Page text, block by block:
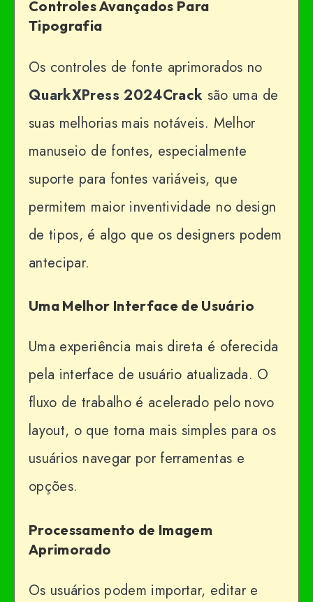
Controles Avançados Para
Tipografia
Os controles de fonte aprimorados no
QuarkXPress 2024Crack são uma de
suas melhorias mais notáveis. Melhor
manuseio de fontes, especialmente
suporte para fontes variáveis, que
permitem maior inventividade no design
de tipos, é algo que os designers podem
antecipar.
Uma Melhor Interface de Usuário
Uma experiência mais direta é oferecida
pela interface de usuário atualizada. O
fluxo de trabalho é acelerado pelo novo
layout, o que torna mais simples para os
usuários navegar por ferramentas e
opções.
Processamento de Imagem
Aprimorado
Os usuários podem importar, editar e